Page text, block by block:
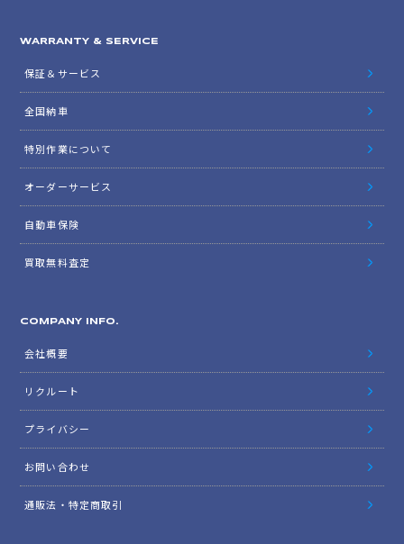
WARRANTY & SERVICE
保証＆サービス
全国納車
特別作業について
オーダーサービス
自動車保険
買取無料査定
COMPANY INFO.
会社概要
リクルート
プライバシー
お問い合わせ
通販法・特定商取引